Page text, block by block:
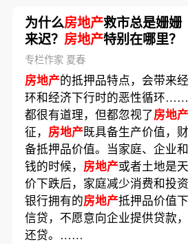
为什么房地产救市总是姗姗
来迟？ 房地产特别在哪里？
专栏作家 夏春
房地产的抵押品特点，会带来
环和经济下行时的恶性循环
都很有道理，但都忽视了房地产
征， 房地产既具备生产价值，
备抵押品价值。当家庭、企业
钱的时候， 房地产或者土地是
价下跌后，家庭减少消费和投
银行拥有的房地产抵押品价值
信贷，不愿意向企业提供贷款
还贷。……